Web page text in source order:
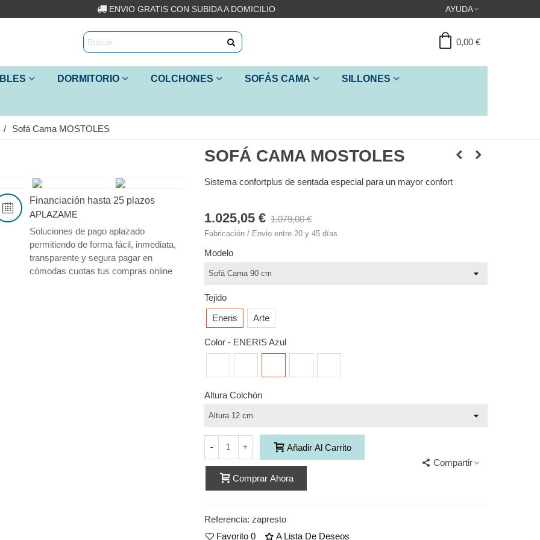
ENVIO GRATIS CON SUBIDA A DOMICILIO AYUDA
0,00 €
DORMITORIO COLCHONES SOFÁS CAMA SILLONES
/ Sofá Cama MOSTOLES
Financiación hasta 25 plazos
APLAZAME
Soluciones de pago aplazado
permitiendo de forma fácil, inmediata,
transparente y segura pagar en
cómodas cuotas tus compras online
SOFÁ CAMA MOSTOLES
Sistema confortplus de sentada especial para un mayor confort
1.025,05 € 1.079,00 €
Fabricación / Envio entre 20 y 45 días
Modelo
Tejido
Eneris
Arte
Color- ENERIS Azul
Altura Colchón
- + Añadir Al Carrito
Comprar Ahora
Compartir
Referencia: zapresto
Favorito 0 A Lista De Deseos